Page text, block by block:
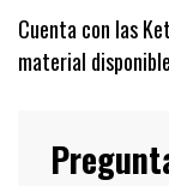
Cuenta con las
material